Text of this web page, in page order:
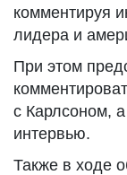
комментируя
лидера и
При этом
с Карлсоном,
интервью.
Также в ходе